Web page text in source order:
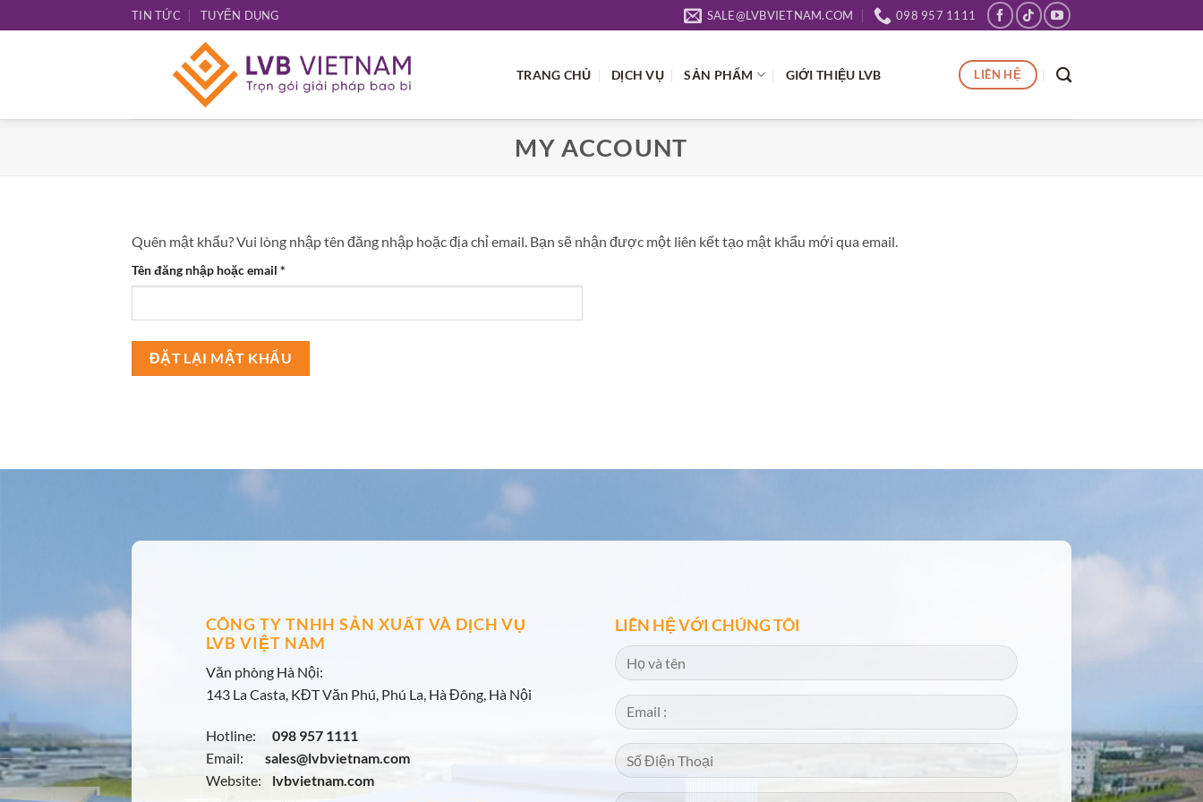
qua
TIN TỨC TUYỂN DỤNG SALE@LVBVIETNAM.COM 098 957 1111
TRANG CHỦ DỊCH VỤ SẢN PHẨM GIỚI THIỆU LVB LIÊN HỆ
MY ACCOUNT
Quên mật khẩu? Vui lòng nhập tên đăng nhập hoặc địa chỉ email. Bạn sẽ nhận được một liên kết tạo mật khẩu mới qua email.
Tên đăng nhập hoặc email *
buộc
ĐẶT LẠI MẬT KHẨU
CÔNG TY TNHH SẢN XUẤT VÀ DỊCH VỤ
LVB VIỆT NAM
Văn phòng Hà Nội:
143 La Casta, KĐT Văn Phú, Phú La, Hà Đông, Hà Nội
Hotline:
098 957 1111
Email:
sales@lvbvietnam.com
Website:
lvbvietnam.com
LIÊN HỆ VỚI CHÚNG TÔI